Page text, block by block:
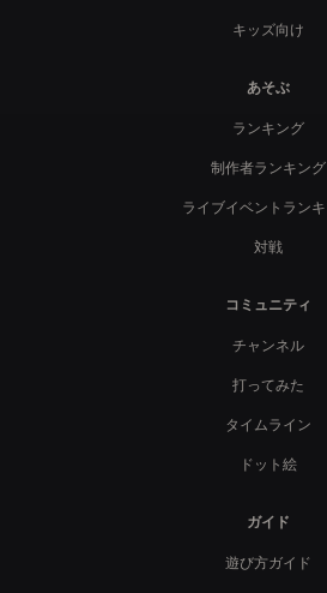
キッズ向け
あそぶ
ランキング
制作者ランキング
ライブイベントラン
対戦
コミュニティ
チャンネル
打ってみた
タイムライン
ドット絵
ガイド
遊び方ガイド